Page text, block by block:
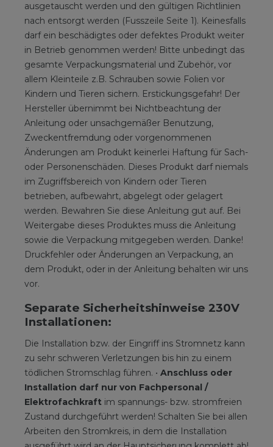
ausgetauscht werden und den gültigen Richtlinien
nach entsorgt werden (Fusszeile Seite 1). Keinesfalls
darf ein beschädigtes oder defektes Produkt weiter
in Betrieb genommen werden! Bitte unbedingt das
gesamte Verpackungsmaterial und Zubehör, vor
allem Kleinteile z.B. Schrauben sowie Folien vor
Kindern und Tieren sichern. Erstickungsgefahr! Der
Hersteller übernimmt bei Nichtbeachtung der
Anleitung oder unsachgemäßer Benutzung,
Zweckentfremdung oder vorgenommenen
Änderungen am Produkt keinerlei Haftung für Sach-
oder Personenschäden. Dieses Produkt darf niemals
im Zugriffsbereich von Kindern oder Tieren
betrieben, aufbewahrt, abgelegt oder gelagert
werden. Bewahren Sie diese Anleitung gut auf. Bei
Weitergabe dieses Produktes muss die Anleitung
sowie die Verpackung mitgegeben werden. Danke!
Druckfehler oder Änderungen an Verpackung, an
dem Produkt, oder in der Anleitung behalten wir uns
vor.
Separate Sicherheitshinweise 230V
Installationen:
Die Installation bzw. der Eingriff ins Stromnetz kann
zu sehr schweren Verletzungen bis hin zu einem
tödlichen Stromschlag führen. • Anschluss oder
Installation darf nur von Fachpersonal /
Elektrofachkraft im spannungs- bzw. stromfreien
Zustand durchgeführt werden! Schalten Sie bei allen
Arbeiten den Stromkreis, in dem die Installation